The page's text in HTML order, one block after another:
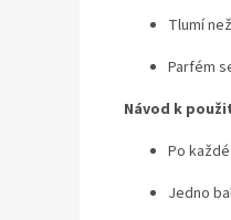
Tlumí
Parfém
Návod k
Po
Jedno